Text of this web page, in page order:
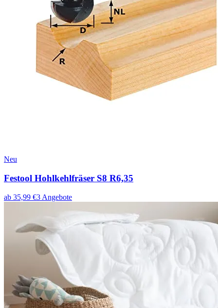
Neu
Festool Hohlkehlfräser S8 R6,35
ab 35,99 €3 Angebote